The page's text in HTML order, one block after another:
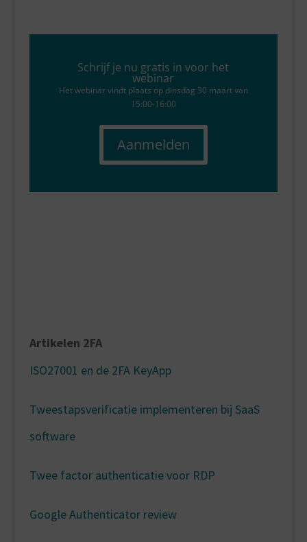
Schrijf je nu gratis in voor het
webinar
Het webinar vindt plaats op dinsdag 30 maart van
15:00-16:00
Aanmelden
Artikelen 2FA
ISO27001 en de 2FA KeyApp
Tweestapsverificatie implementeren bij SaaS
software
Twee factor authenticatie voor RDP
Google Authenticator review